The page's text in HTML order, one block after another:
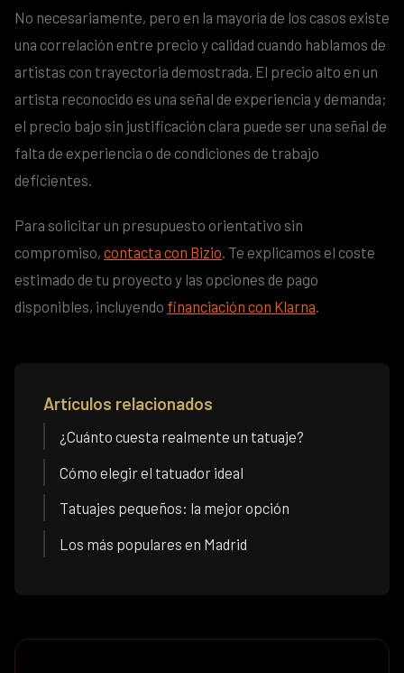
No necesariamente, pero en la mayoría de los casos existe
una correlación entre precio y calidad cuando hablamos de
artistas con trayectoria demostrada. El precio alto en un
artista reconocido es una señal de experiencia y demanda;
el precio bajo sin justificación clara puede ser una señal de
falta de experiencia o de condiciones de trabajo
deficientes.
Para solicitar un presupuesto orientativo sin
compromiso, contacta con Bizio. Te explicamos el coste
estimado de tu proyecto y las opciones de pago
disponibles, incluyendo financiación con Klarna.
Artículos relacionados
¿Cuánto cuesta realmente un tatuaje?
Cómo elegir el tatuador ideal
Tatuajes pequeños: la mejor opción
Los más populares en Madrid